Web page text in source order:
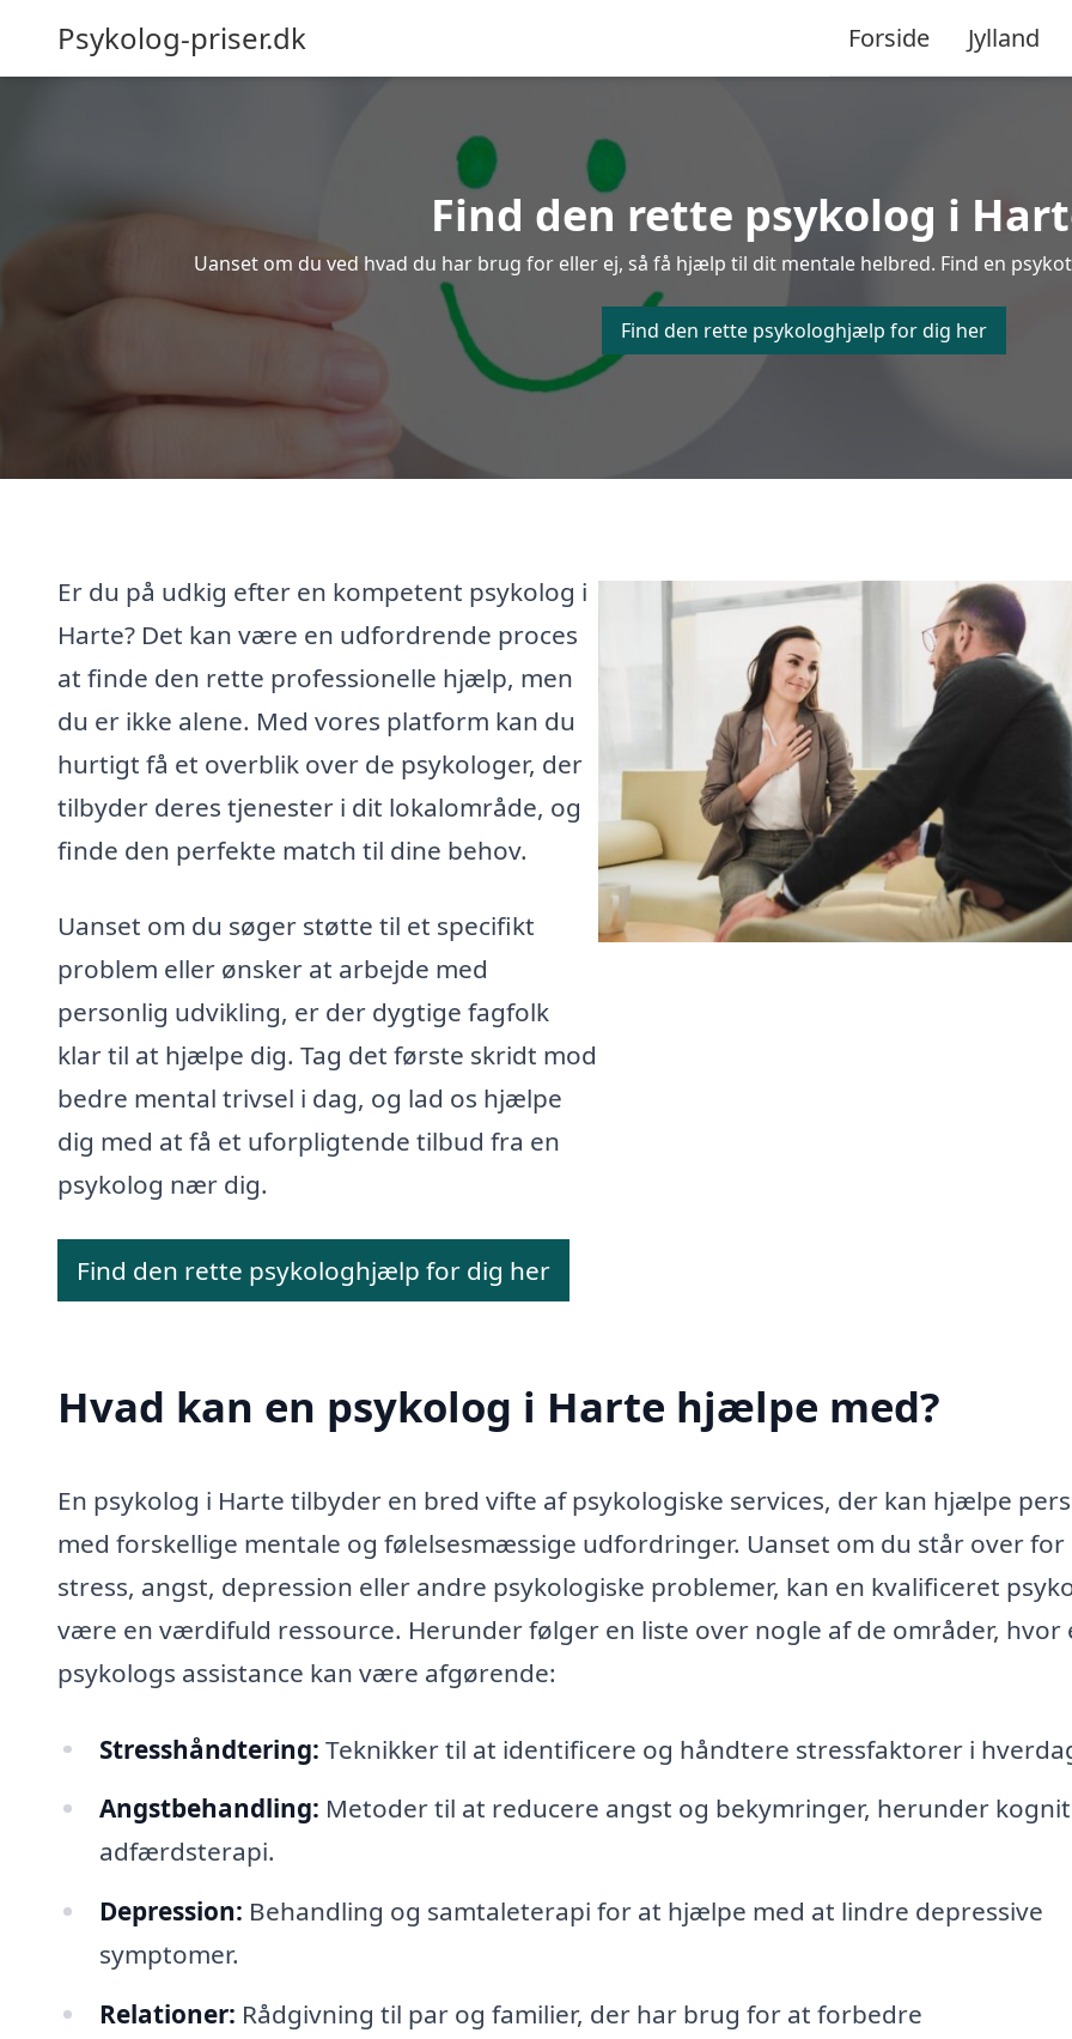
Psykolog-priser.dk Forside Jylland
Find den rette psykolog i
Uanset om du ved hvad du har brug for eller ej, så få hjælp til dit mentale helbred. Find en
Find den rette psykologhjælp for dig her
Er du på udkig efter en kompetent psykolog i
Harte? Det kan være en udfordrende proces
at finde den rette professionelle hjælp, men
du er ikke alene. Med vores platform kan du
hurtigt få et overblik over de psykologer, der
tilbyder deres tjenester i dit lokalområde, og
finde den perfekte match til dine behov.
Uanset om du søger støtte til et specifikt
problem eller ønsker at arbejde med
personlig udvikling, er der dygtige fagfolk
klar til at hjælpe dig. Tag det første skridt mod
bedre mental trivsel i dag, og lad os hjælpe
dig med at få et uforpligtende tilbud fra en
psykolog nær dig.
Find den rette psykologhjælp for dig her
Hvad kan en psykolog i Harte hjælpe med?
En psykolog i Harte tilbyder en bred vifte af psykologiske services, der kan hjælpe
med forskellige mentale og følelsesmæssige udfordringer. Uanset om du står over for
stress, angst, depression eller andre psykologiske problemer, kan en kvalificeret
være en værdifuld ressource. Herunder følger en liste over nogle af de områder, hvor
psykologs assistance kan være afgørende:
Stresshåndtering: Teknikker til at identificere og håndtere stressfaktorer i
Angstbehandling: Metoder til at reducere angst og bekymringer, herunder
adfærdsterapi.
Depression: Behandling og samtaleterapi for at hjælpe med at lindre depressive
symptomer.
Relationer: Rådgivning til par og familier, der har brug for at forbedre